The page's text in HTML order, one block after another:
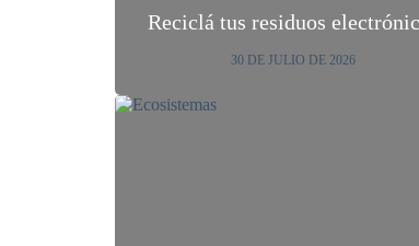
Reciclá tus residuos
30 DE JULIO DE 2026